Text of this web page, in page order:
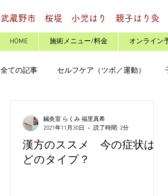
武蔵野市 桜堤 小児はり 親子はり灸
HOME 施術メニュー/料金 オンライン
全ての記事 セルフケア（ツボ／運動）
運動 お灸・スプーン灸 頭痛／めま
漢方のススメ 今の症状は
どのタイプ？
鍼灸室 らくみ 福里真希
2021年11月30日
読了時間: 2分